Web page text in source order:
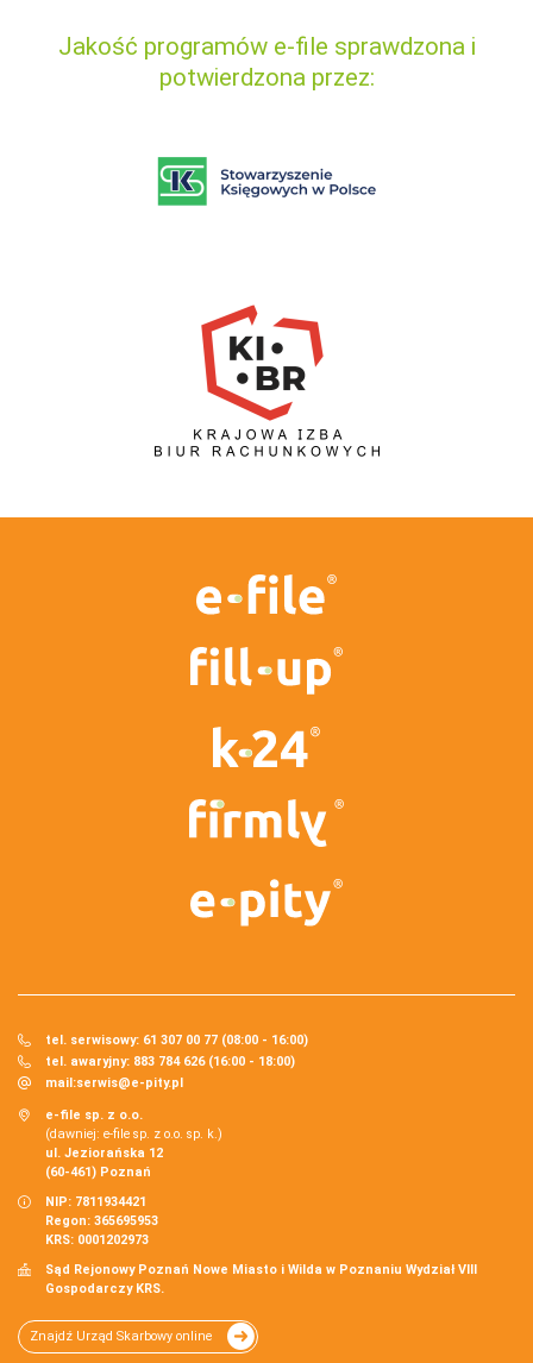
Jakość programów e-file sprawdzona i
potwierdzona przez:
tel. serwisowy: 61 307 00 77 (08:00 - 16:00)
tel. awaryjny: 883 784 626 (16:00 - 18:00)
mail:serwis@e-pity.pl
e-file sp. z o.o.
(dawniej: e-file sp. z o.o. sp. k.)
ul. Jeziorańska 12
(60-461) Poznań
NIP: 7811934421
Regon: 365695953
KRS: 0001202973
Sąd Rejonowy Poznań Nowe Miasto i Wilda w Poznaniu Wydział VIII
Gospodarczy KRS.
Znajdź Urząd Skarbowy online